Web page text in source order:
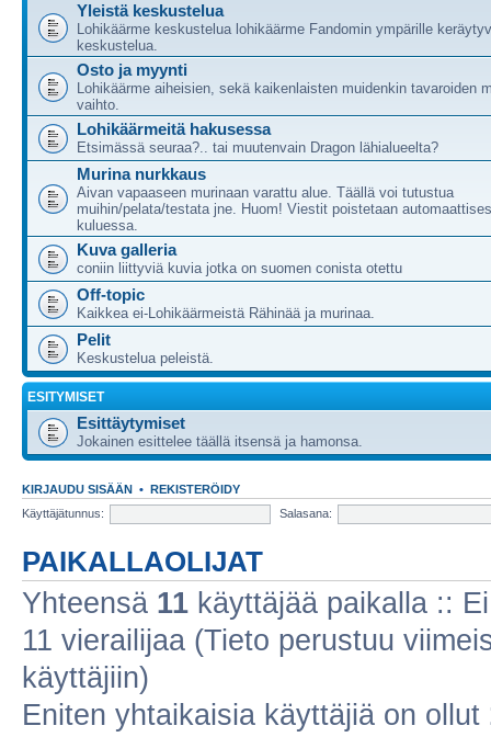
Yleistä keskustelua
Lohikäärme keskustelua lohikäärme Fandomin ympärille
keskustelua.
Osto ja myynti
Lohikäärme aiheisien, sekä kaikenlaisten muidenkin tavaroiden
vaihto.
Lohikäärmeitä hakusessa
Etsimässä seuraa?.. tai muutenvain Dragon lähialueelta?
Murina nurkkaus
Aivan vapaaseen murinaan varattu alue. Täällä voi tutustua
muihin/pelata/testata jne. Huom! Viestit poistetaan
kuluessa.
Kuva galleria
coniin liittyviä kuvia jotka on suomen conista otettu
Off-topic
Kaikkea ei-Lohikäärmeistä Rähinää ja murinaa.
Pelit
Keskustelua peleistä.
ESITYMISET
Esittäytymiset
Jokainen esittelee täällä itsensä ja hamonsa.
KIRJAUDU SISÄÄN • REKISTERÖIDY
Käyttäjätunnus:
Salasana:
PAIKALLAOLIJAT
Yhteensä 11 käyttäjää paikalla ::
11 vierailijaa (Tieto perustuu
käyttäjiin)
Eniten yhtaikaisia käyttäjiä on ollut